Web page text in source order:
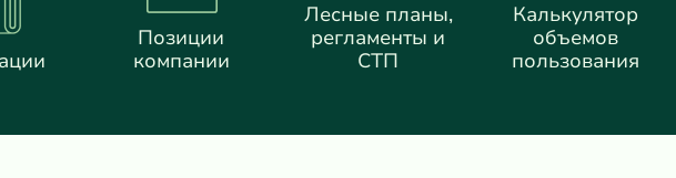
Позиции
компании
Лесные планы,
регламенты и
СТП
Калькулятор
объемов
пользования